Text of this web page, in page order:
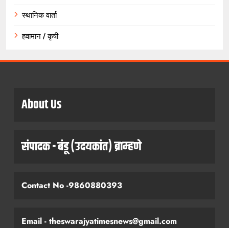
स्थानिक वार्ता
हवामान / कृषी
About Us
संपादक - बंडू (उदयकांत) ब्राम्हणे
Contact No -9860880393
Email - theswarajyatimesnews@gmail.com